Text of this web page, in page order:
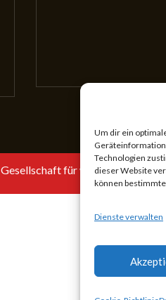
Um dir ein
Technologien
dieser Website
können
Dienste verwalten
Gesellschaft für